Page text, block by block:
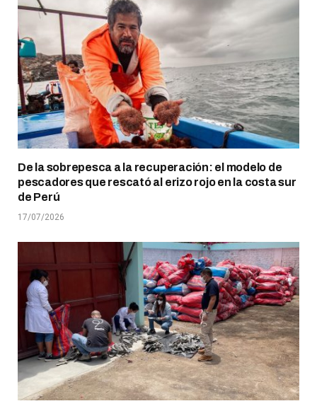
De la sobrepesca a la recuperación: el modelo de
pescadores que rescató al erizo rojo en la costa sur
de Perú
17/07/2026